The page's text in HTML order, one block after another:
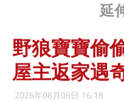
延
野狼寶寶偷
屋主返家遇
2026年08月06日 16:18